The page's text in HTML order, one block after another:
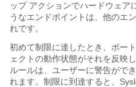
ップ アクションでハードウェア
うなエンドポイントは、他のエ
れです。
初めて制限に達したとき、ポー
ェクトの動作状態がそれを反映
ルールは、ユーザーに警告がで
れます。制限に到達すると、